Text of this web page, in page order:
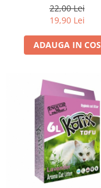
aroma, 3.6l
22,00 Lei
19,90 Lei
ADAUGA IN COS